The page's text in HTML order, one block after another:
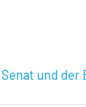
und